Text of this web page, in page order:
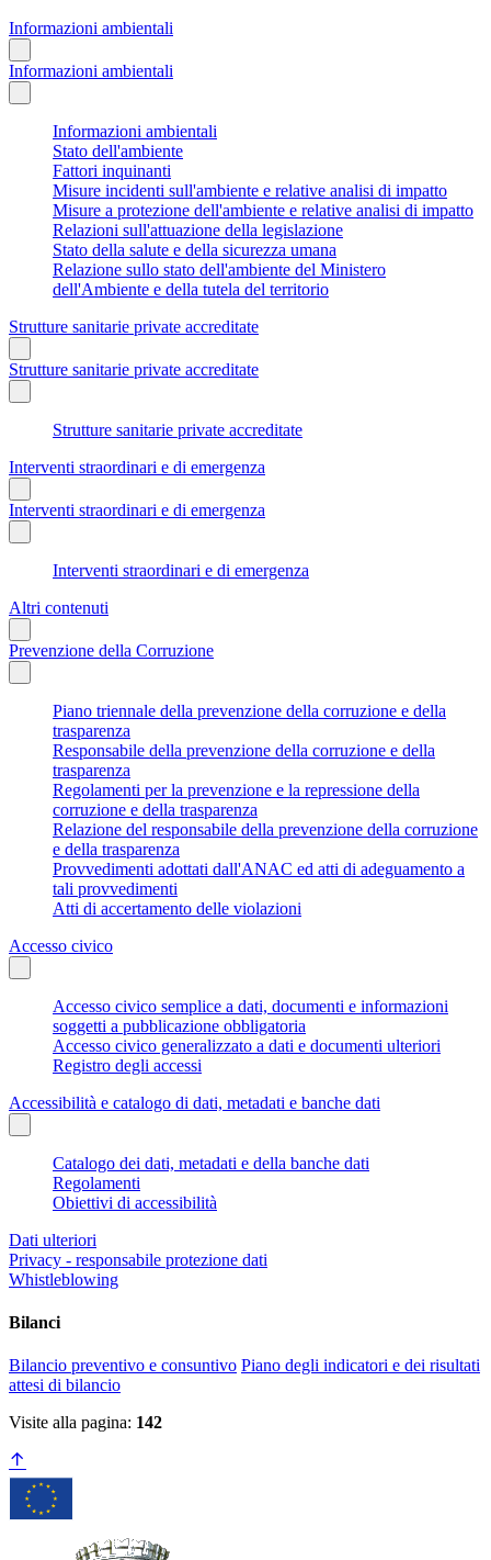
Informazioni ambientali
Informazioni ambientali
Informazioni ambientali
Stato dell'ambiente
Fattori inquinanti
Misure incidenti sull'ambiente e relative analisi di impatto
Misure a protezione dell'ambiente e relative analisi di impatto
Relazioni sull'attuazione della legislazione
Stato della salute e della sicurezza umana
Relazione sullo stato dell'ambiente del Ministero
dell'Ambiente e della tutela del territorio
Strutture sanitarie private accreditate
Strutture sanitarie private accreditate
Strutture sanitarie private accreditate
Interventi straordinari e di emergenza
Interventi straordinari e di emergenza
Interventi straordinari e di emergenza
Altri contenuti
Prevenzione della Corruzione
Piano triennale della prevenzione della corruzione e della
trasparenza
Responsabile della prevenzione della corruzione e della
trasparenza
Regolamenti per la prevenzione e la repressione della
corruzione e della trasparenza
Relazione del responsabile della prevenzione della corruzione
e della trasparenza
Provvedimenti adottati dall'ANAC ed atti di adeguamento a
tali provvedimenti
Atti di accertamento delle violazioni
Accesso civico
Accesso civico semplice a dati, documenti e informazioni
soggetti a pubblicazione obbligatoria
Accesso civico generalizzato a dati e documenti ulteriori
Registro degli accessi
Accessibilità e catalogo di dati, metadati e banche dati
Catalogo dei dati, metadati e della banche dati
Regolamenti
Obiettivi di accessibilità
Dati ulteriori
Privacy - responsabile protezione dati
Whistleblowing
Bilanci
Bilancio preventivo e consuntivo Piano degli indicatori e dei risultati
attesi di bilancio
Visite alla pagina: 142